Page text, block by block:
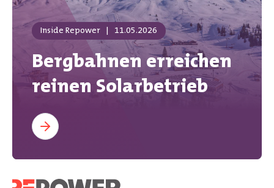
Inside Repower | 11.05.2026
Bergbahnen erreichen
reinen Solarbetrieb